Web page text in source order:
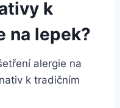
k
na lepek?
alergie na
k tradičním